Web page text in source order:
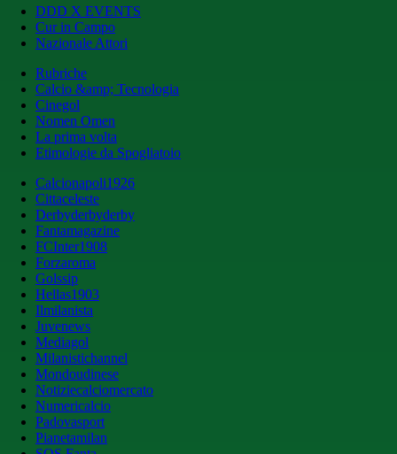
DDD X EVENTS
Cur in Campo
Nazionale Attori
Rubriche
Calcio &amp; Tecnologia
Cinegol
Nomen Omen
La prima volta
Etimologie da Spogliatoio
Calcionapoli1926
Cittaceleste
Derbyderbyderby
Fantamagazine
FCInter1908
Forzaroma
Golssip
Hellas1903
Ilmilanista
Juvenews
Mediagol
Milanistichannel
Mondoudinese
Notiziecalciomercato
Numericalcio
Padovasport
Pianetamilan